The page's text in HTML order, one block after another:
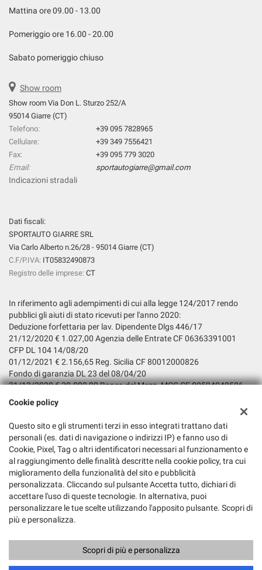
Mattina ore 09.00 - 13.00
Pomeriggio ore 16.00 - 20.00
Sabato pomeriggio chiuso
Show room
Show room Via Don L. Sturzo 252/A
95014 Giarre (CT)
Telefono:
+39 095 7828965
Cellulare:
+39 349 7556421
Fax:
+39 095 779 3020
Email:
sportautogiarre@gmail.com
Indicazioni stradali
Dati fiscali:
SPORTAUTO GIARRE SRL
Via Carlo Alberto n.26/28 - 95014 Giarre (CT)
C.F/P.IVA: IT05832490873
Registro delle imprese: CT
In riferimento agli adempimenti di cui alla legge 124/2017 rendo
pubblici gli aiuti di stato ricevuti per l'anno 2020:
Deduzione forfettaria per lav. Dipendente Dlgs 446/17
21/12/2020 € 1.027,00 Agenzia delle Entrate CF 06363391001
CFP DL 104 14/08/20
01/12/2021 € 2.156,65 Reg. Sicilia CF 80012000826
Fondo di garanzia DL 23 del 08/04/20
31/12/2020 € 30.000,00 Banca del Mezz. MCC CF 00594040586
Incentivo assunzione A tempo
indet. Decr. Diretto. Ag. Naz. Pol. Attivo del lavoro n. 52 Del 11-02-
07/12/2020 € 4.768,59 INPS CF 80078750587
Fondo di Garanzia LG. 662/96 DM SVILUPPO CE 19-11-15
01/12/2020 € 2.459,74
Banca del Mezz. MCC CF 00594040586
Copyright © 2026 GestionaleAuto.com S.r.l., Tutti i diritti riservati -
Leggi l'informativa sulla privacy-Cookie Policy
Cookie policy
Questo sito e gli strumenti terzi in esso integrati trattano dati
personali (es. dati di navigazione o indirizzi IP) e fanno uso di
Cookie, Pixel, Tag o altri identificatori necessari al funzionamento e
al raggiungimento delle finalità descritte nella cookie policy, tra cui
miglioramento della funzionalità del sito e pubblicità
personalizzata. Cliccando sul pulsante Accetta tutto, dichiari di
accettare l'uso di queste tecnologie. In alternativa, puoi
personalizzare le tue scelte utilizzando l'apposito pulsante. Scopri di
più e personalizza.
Scopri di più e personalizza